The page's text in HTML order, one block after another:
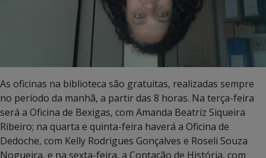
As oficinas na biblioteca são gratuitas, realizadas sempre
no período da manhã, a partir das 8 horas. Na terça-feira
será a Oficina de Bexigas, com Amanda Beatriz Siqueira
Ribeiro; na quarta e quinta-feira haverá a Oficina de
Dedoche, com Kelly Rodrigues Gonçalves e Roseli Souza
Nogueira, e na sexta-feira, a Contação de História, com